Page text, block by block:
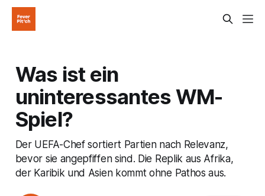
Was ist ein
uninteressantes WM-
Spiel?
Der UEFA-Chef sortiert Partien nach Relevanz,
bevor sie angepfiffen sind. Die Replik aus Afrika,
der Karibik und Asien kommt ohne Pathos aus.